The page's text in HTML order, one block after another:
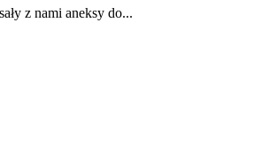
z nami aneksy do...